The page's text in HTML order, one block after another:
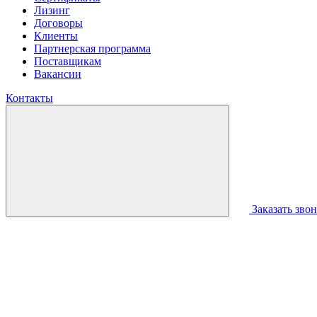
Лизинг
Договоры
Клиенты
Партнерская программа
Поставщикам
Вакансии
Контакты
Заказать